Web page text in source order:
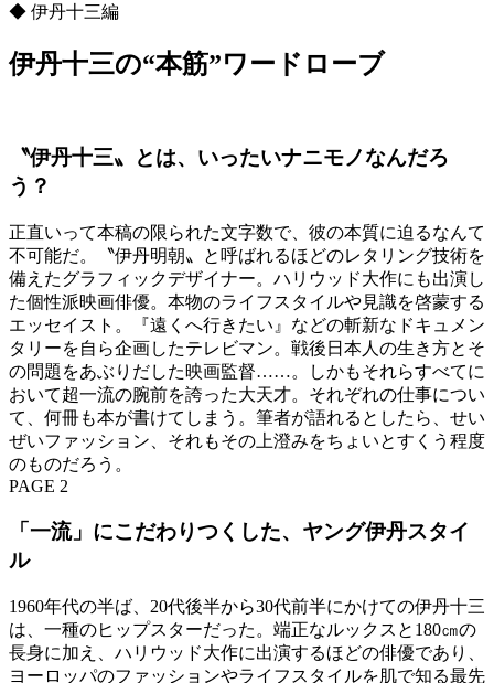
◆ 伊丹十三編
伊丹十三の“本筋”ワードローブ
〝伊丹十三〟とは、いったいナニモノなんだろ
う？
正直いって本稿の限られた文字数で、彼の本質に迫るなんて
不可能だ。〝伊丹明朝〟と呼ばれるほどのレタリング技術を
備えたグラフィックデザイナー。ハリウッド大作にも出演し
た個性派映画俳優。本物のライフスタイルや見識を啓蒙する
エッセイスト。『遠くへ行きたい』などの斬新なドキュメン
タリーを自ら企画したテレビマン。戦後日本人の生き方とそ
の問題をあぶりだした映画監督……。しかもそれらすべてに
おいて超一流の腕前を誇った大天才。それぞれの仕事につい
て、何冊も本が書けてしまう。筆者が語れるとしたら、せい
ぜいファッション、それもその上澄みをちょいとすくう程度
のものだろう。
PAGE 2
「一流」にこだわりつくした、ヤング伊丹スタイ
ル
1960年代の半ば、20代後半から30代前半にかけての伊丹十三
は、一種のヒップスターだった。端正なルックスと180㎝の
長身に加え、ハリウッド大作に出演するほどの俳優であり、
ヨーロッパのファッションやライフスタイルを肌で知る最先